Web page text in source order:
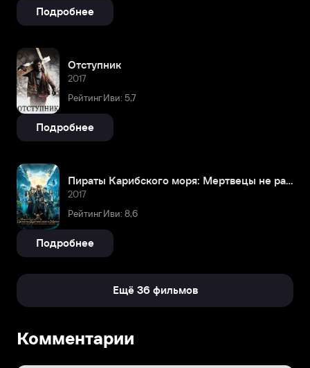
Подробнее
Отступник
2017
Рейтинг Иви: 5,7
Подробнее
Пираты Карибского моря: Мертвецы не рассказывают сказки
2017
Рейтинг Иви: 8,6
Подробнее
Ещё 36 фильмов
Орландо
Комментарии